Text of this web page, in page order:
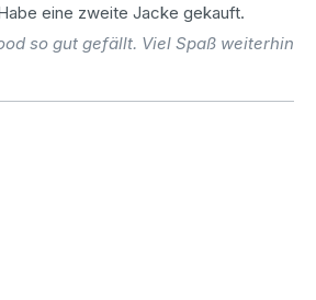
eine zweite Jacke gekauft.
so gut gefällt. Viel Spaß weiterhin